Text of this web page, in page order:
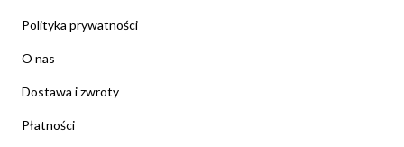
Polityka prywatności
O nas
Dostawa i zwroty
Płatności